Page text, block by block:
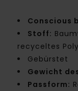
Conscious
Stoff:
recyceltes
Gebürstet
Gewicht
Passform: